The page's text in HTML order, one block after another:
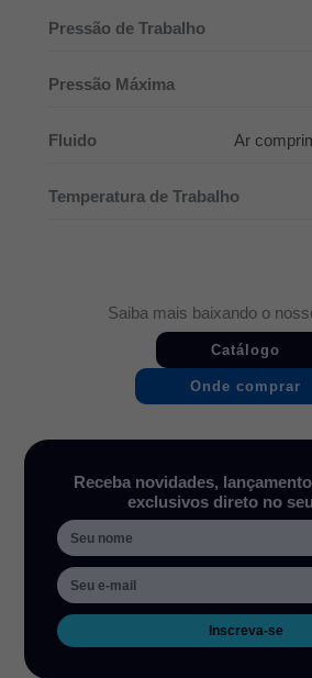
Pressão de Trabalho
Pressão Máxima
Fluido Ar
Temperatura de Trabalho
Saiba mais baixando o
Catálogo
Onde comprar
Receba novidades,
exclusivos direto no
Inscreva-se